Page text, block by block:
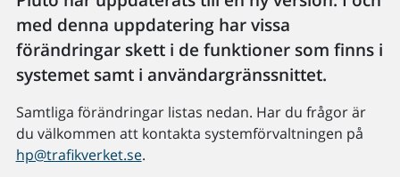
med denna uppdatering har vissa
förändringar skett i de funktioner som finns i
systemet samt i användargränssnittet.
Samtliga förändringar listas nedan. Har du frågor är
du välkommen att kontakta systemförvaltningen på
hp@trafikverket.se.